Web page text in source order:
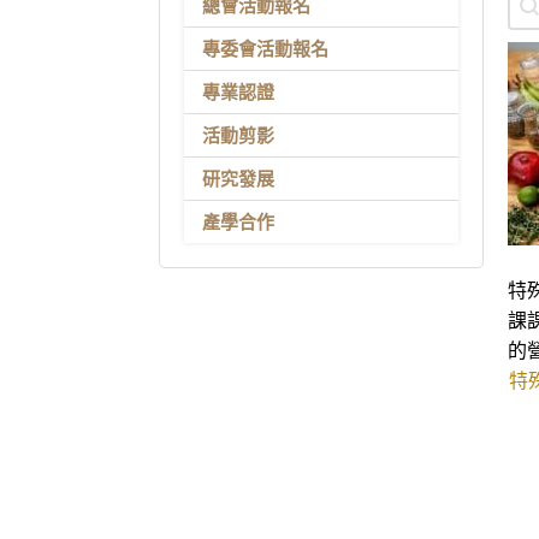
總會活動報名
專委會活動報名
專業認證
活動剪影
研究發展
產學合作
特
課
的
特